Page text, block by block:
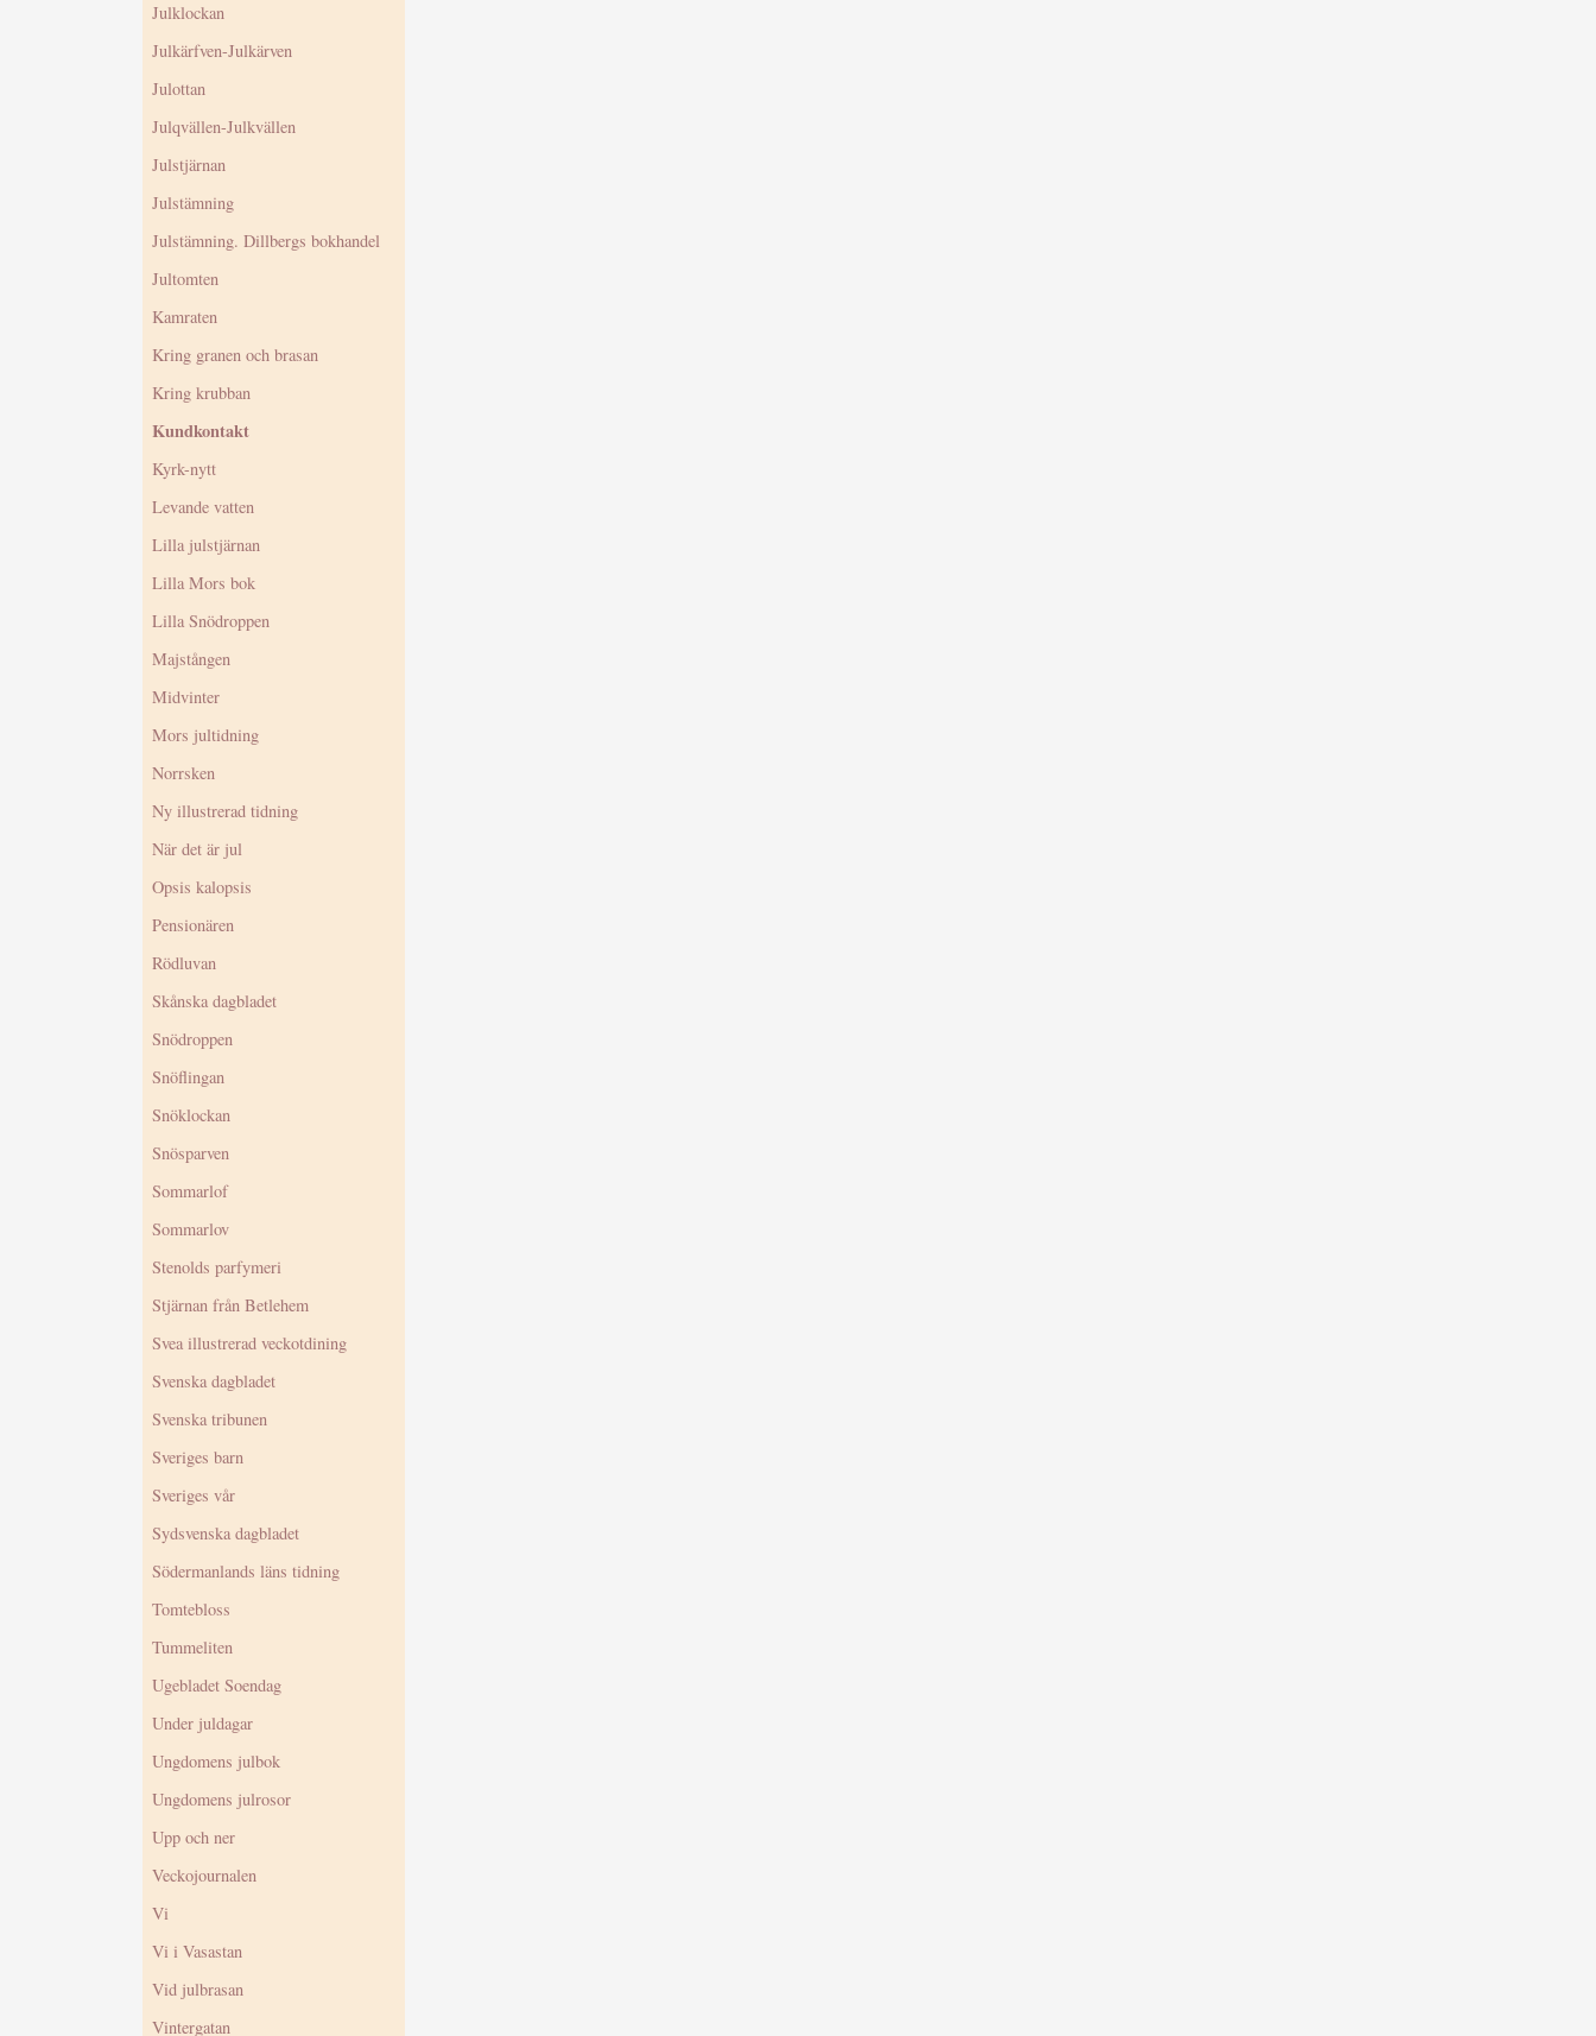
Julklockan
Julkärfven-Julkärven
Julottan
Julqvällen-Julkvällen
Julstjärnan
Julstämning
Julstämning. Dillbergs bokhandel
Jultomten
Kamraten
Kring granen och brasan
Kring krubban
Kundkontakt
Kyrk-nytt
Levande vatten
Lilla julstjärnan
Lilla Mors bok
Lilla Snödroppen
Majstången
Midvinter
Mors jultidning
Norrsken
Ny illustrerad tidning
När det är jul
Opsis kalopsis
Pensionären
Rödluvan
Skånska dagbladet
Snödroppen
Snöflingan
Snöklockan
Snösparven
Sommarlof
Sommarlov
Stenolds parfymeri
Stjärnan från Betlehem
Svea illustrerad veckotdining
Svenska dagbladet
Svenska tribunen
Sveriges barn
Sveriges vår
Sydsvenska dagbladet
Södermanlands läns tidning
Tomtebloss
Tummeliten
Ugebladet Soendag
Under juldagar
Ungdomens julbok
Ungdomens julrosor
Upp och ner
Veckojournalen
Vi
Vi i Vasastan
Vid julbrasan
Vintergatan